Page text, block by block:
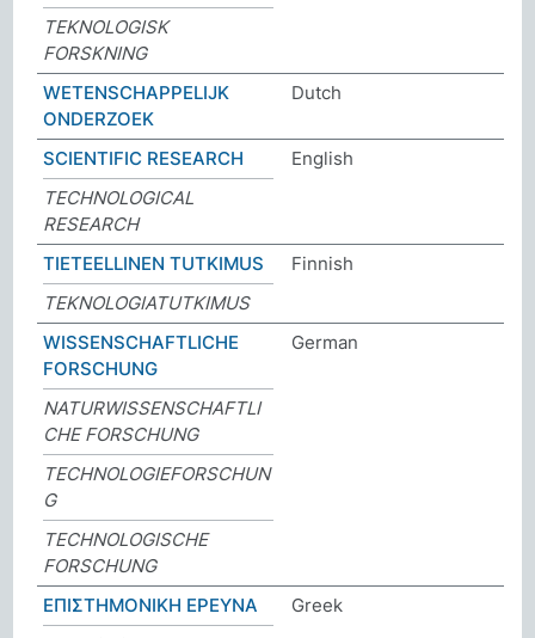
TEKNOLOGISK
FORSKNING
WETENSCHAPPELIJK
ONDERZOEK
Dutch
SCIENTIFIC RESEARCH
English
TECHNOLOGICAL
RESEARCH
TIETEELLINEN TUTKIMUS
Finnish
TEKNOLOGIATUTKIMUS
WISSENSCHAFTLICHE
FORSCHUNG
German
NATURWISSENSCHAFTLI
CHE FORSCHUNG
TECHNOLOGIEFORSCHUN
G
TECHNOLOGISCHE
FORSCHUNG
ΕΠΙΣΤΗΜΟΝΙΚΗ ΕΡΕΥΝΑ
Greek